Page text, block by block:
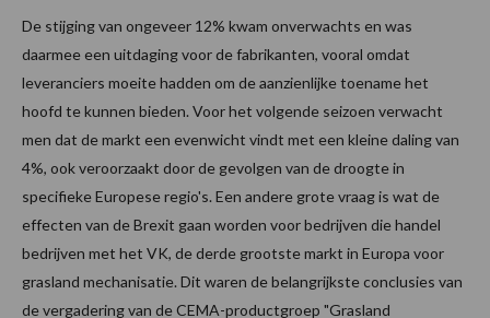
De stijging van ongeveer 12% kwam onverwachts en was
daarmee een uitdaging voor de fabrikanten, vooral omdat
leveranciers moeite hadden om de aanzienlijke toename het
hoofd te kunnen bieden. Voor het volgende seizoen verwacht
men dat de markt een evenwicht vindt met een kleine daling van
4%, ook veroorzaakt door de gevolgen van de droogte in
specifieke Europese regio's. Een andere grote vraag is wat de
effecten van de Brexit gaan worden voor bedrijven die handel
bedrijven met het VK, de derde grootste markt in Europa voor
grasland mechanisatie. Dit waren de belangrijkste conclusies van
de vergadering van de CEMA-productgroep "Grasland